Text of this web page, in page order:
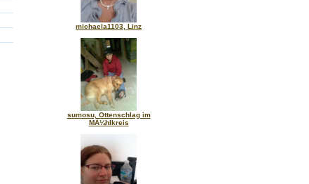
michaela1103, Linz
sumosu, Ottenschlag im
MÃ¼hlkreis